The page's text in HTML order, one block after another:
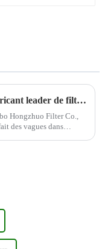
Fabricant leader de filtres automobiles--Ningbo Hongzhuo
Hongzhuo Filter Co.,
des vagues dans